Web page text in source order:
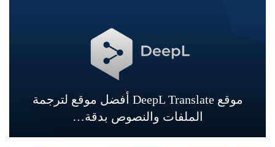
موقع DeepL Translate أفضل موقع لترجمة
الملفات والنصوص بدقة…